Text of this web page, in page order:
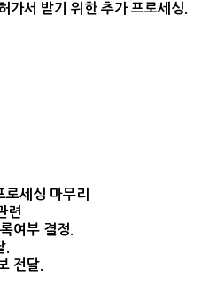
가서 받기 위한 추가 프로세싱.
로세싱 마무리
련
여부 결정.
.
전달.